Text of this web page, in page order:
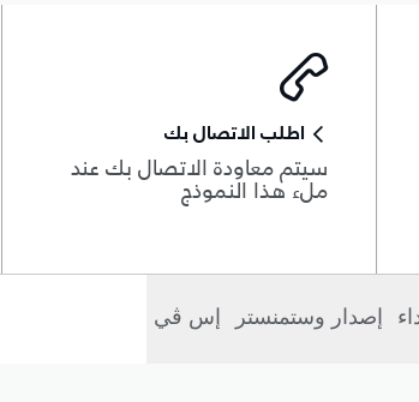
اطلب الاتصال بك
سيتم معاودة الاتصال بك عند
ملء هذا النموذج
إصدار وستمنستر إس ڤي